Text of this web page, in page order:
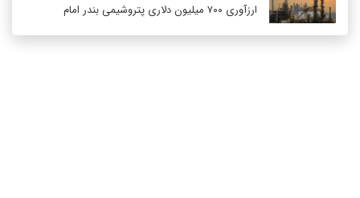
ارزآوری ۷۰۰ میلیون دلاری پتروشیمی بندر امام